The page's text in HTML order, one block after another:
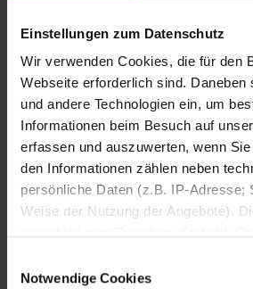
Einstellungen zum Datenschutz
Wir verwenden Cookies, die für den
Webseite erforderlich sind. Daneben
und andere Technologien ein, um
Informationen beim Besuch auf
erfassen und auszuwerten, wenn
den Informationen zählen neben
persönliche Daten (z.B. IP-Adresse;
Weise der Nutzung der Angebote).
nutzen, indem sie Informationen
Notwendige Cookies
harmonisch gestalten oder gezielt
Stilrichtungen
Modern und minimalistisch:
Formen und dezente Farben.
Klassisch elegant:Zeitlose
Details und hochwertigen
Landhausstil:Gemütliche,